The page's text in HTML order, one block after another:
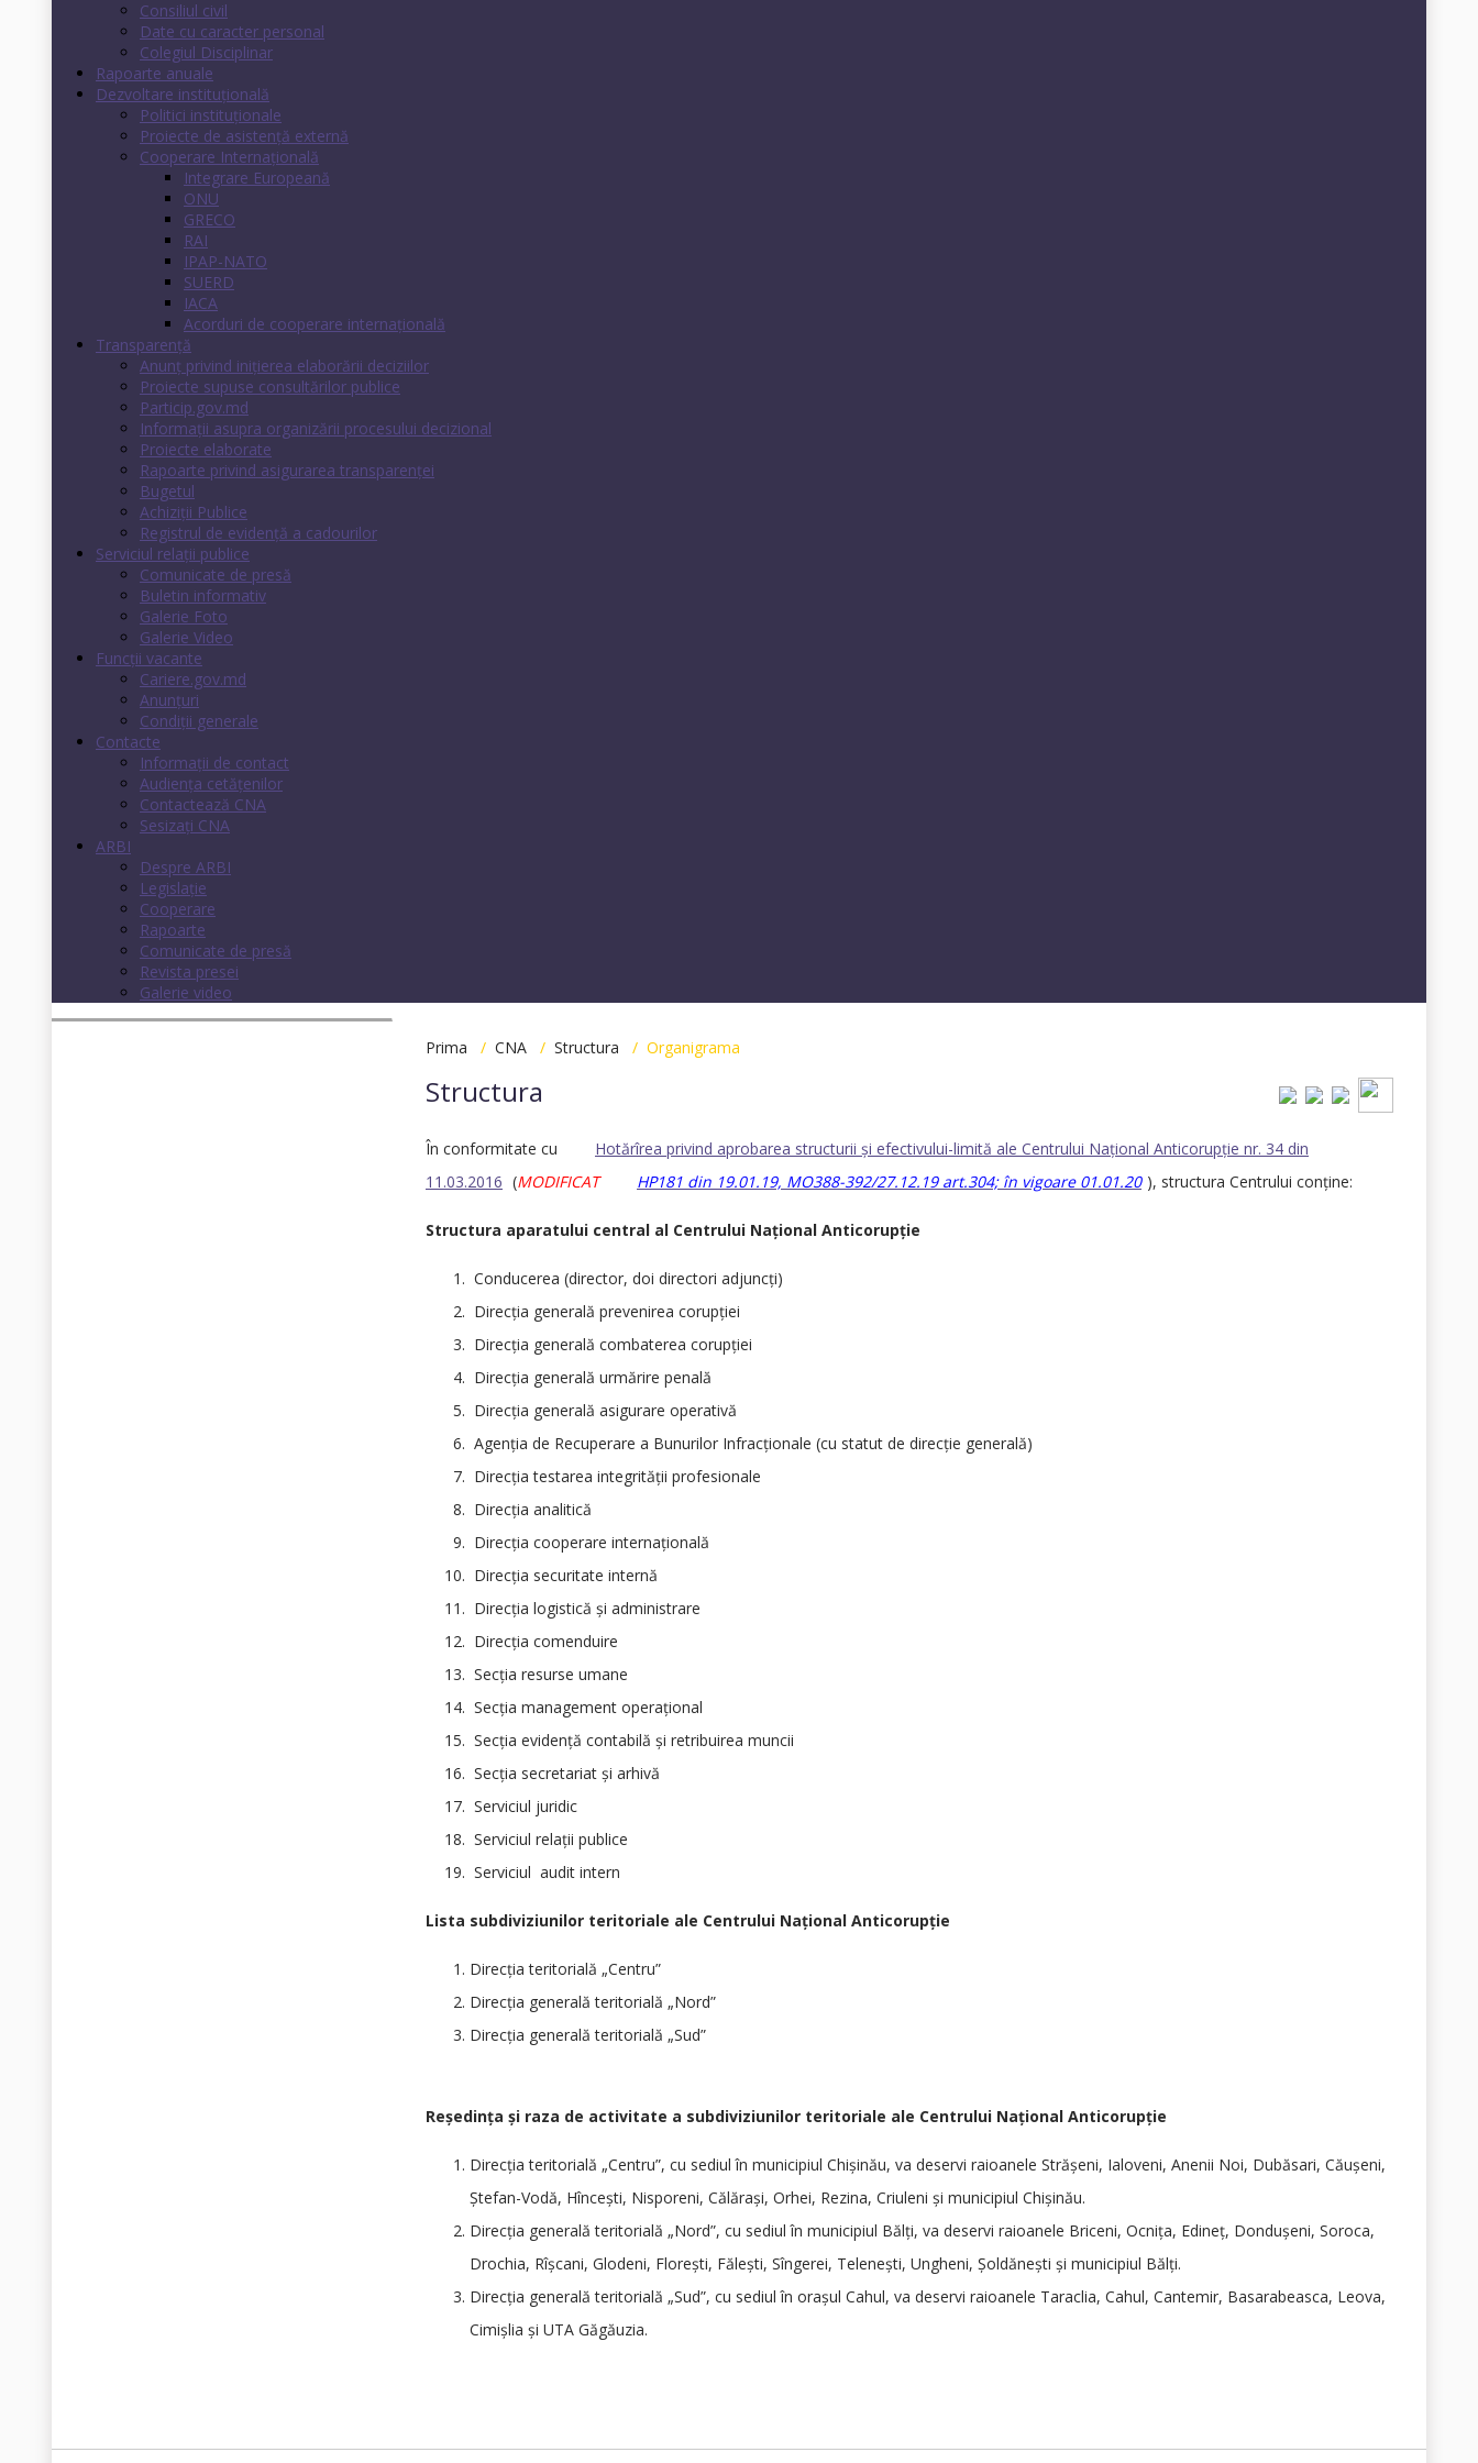
Consiliul civil
Date cu caracter personal
Colegiul Disciplinar
Rapoarte anuale
Dezvoltare instituţională
Politici instituţionale
Proiecte de asistenţă externă
Cooperare Internaţională
Integrare Europeană
ONU
GRECO
RAI
IPAP-NATO
SUERD
IACA
Acorduri de cooperare internaţională
Transparenţă
Anunț privind inițierea elaborării deciziilor
Proiecte supuse consultărilor publice
Particip.gov.md
Informații asupra organizării procesului decizional
Proiecte elaborate
Rapoarte privind asigurarea transparenţei
Bugetul
Achiziții Publice
Registrul de evidenţă a cadourilor
Serviciul relații publice
Comunicate de presă
Buletin informativ
Galerie Foto
Galerie Video
Funcții vacante
Cariere.gov.md
Anunţuri
Condiţii generale
Contacte
Informații de contact
Audienţa cetăţenilor
Contactează CNA
Sesizați CNA
ARBI
Despre ARBI
Legislație
Cooperare
Rapoarte
Comunicate de presă
Revista presei
Galerie video
Prima / CNA / Structura / Organigrama
Structura
În conformitate cu
Hotărîrea privind aprobarea structurii şi efectivului-limită ale Centrului Naţional Anticorupţie nr. 34 din
11.03.2016 (MODIFICAT HP181 din 19.01.19, MO388-392/27.12.19 art.304; în vigoare 01.01.20 ), structura Centrului conţine:
Structura aparatului central al Centrului Naţional Anticorupţie
Conducerea (director, doi directori adjuncţi)
Direcţia generală prevenirea corupţiei
Direcţia generală combaterea corupţiei
Direcţia generală urmărire penală
Direcţia generală asigurare operativă
Agenţia de Recuperare a Bunurilor Infracţionale (cu statut de direcție generală)
Direcţia testarea integrităţii profesionale
Direcţia analitică
Direcţia cooperare internaţională
Direcţia securitate internă
Direcţia logistică şi administrare
Direcţia comenduire
Secţia resurse umane
Secţia management operaţional
Secţia evidenţă contabilă şi retribuirea muncii
Secţia secretariat şi arhivă
Serviciul juridic
Serviciul relaţii publice
Serviciul audit intern
Lista subdiviziunilor teritoriale ale Centrului Naţional Anticorupţie
Direcţia teritorială „Centru”
Direcţia generală teritorială „Nord”
Direcţia generală teritorială „Sud”
Reşedinţa şi raza de activitate a subdiviziunilor teritoriale ale Centrului Naţional Anticorupţie
Direcţia teritorială „Centru”, cu sediul în municipiul Chişinău, va deservi raioanele Străşeni, Ialoveni, Anenii Noi, Dubăsari, Căuşeni,
Ştefan-Vodă, Hînceşti, Nisporeni, Călăraşi, Orhei, Rezina, Criuleni şi municipiul Chişinău.
Direcţia generală teritorială „Nord”, cu sediul în municipiul Bălţi, va deservi raioanele Briceni, Ocniţa, Edineţ, Donduşeni, Soroca,
Drochia, Rîşcani, Glodeni, Floreşti, Făleşti, Sîngerei, Teleneşti, Ungheni, Şoldăneşti şi municipiul Bălţi.
Direcţia generală teritorială „Sud”, cu sediul în oraşul Cahul, va deservi raioanele Taraclia, Cahul, Cantemir, Basarabeasca, Leova,
Cimişlia şi UTA Găgăuzia.